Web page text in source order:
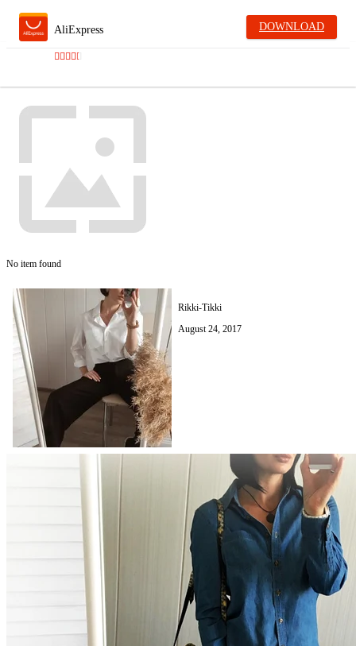
AliExpress DOWNLOAD
No item found
Rikki-Tikki
August 24, 2017